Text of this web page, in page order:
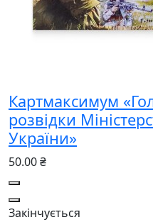
Картмаксимум
розвідки
України»
50.00 ₴
Закінчується